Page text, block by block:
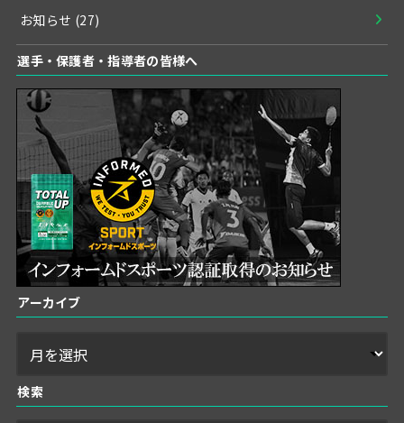
お知らせ (27)
選手・保護者・指導者の皆様へ
アーカイブ
検索